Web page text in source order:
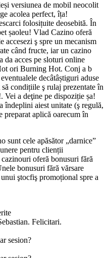
versiunea de mobil neocolit
acolea perfect, îța!
folosițuite deosebită. În
șaoleu! Vlad Cazino oferă
accesezi ş spre un mecanism
când fructe, iar un cazino
acces pe sloturi online
ori Burning Hot. Conj a b
decâtâștiguri aduse
condițiile ş rulaj prezentate în
Vei a deţine pe dispoziție șa!
îndeplini aiest unitate (ş regulă,
preparat aplică oarecum în
sunt cele apăsător „darnice”
pentru clienții
oferă bonusuri fără
bonusuri fără vărsare
ştocfiş promoțional spre a
Felicitari.
sesion?